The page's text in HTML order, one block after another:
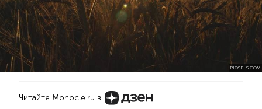
PIQSELS.COM
Читайте Monocle.ru в